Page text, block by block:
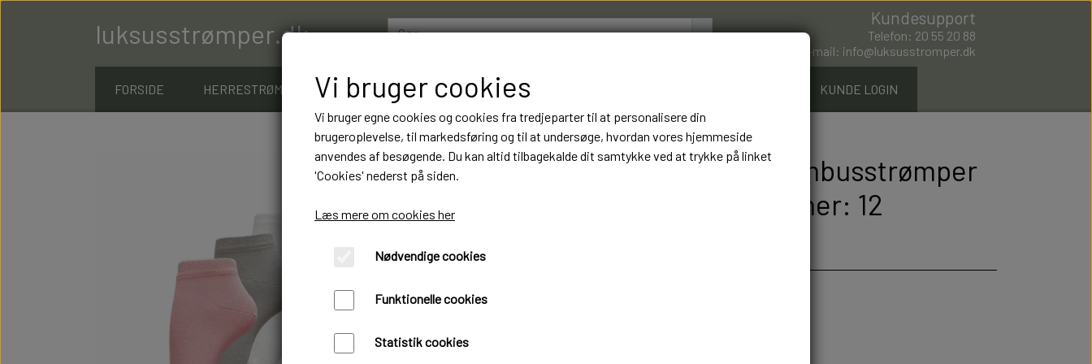
luksusstrømper.dk
Kundesupport
Telefon: 20 55 20 88
E-mail: info@luksusstromper.dk
FORSIDE HERRESTRØMPER DAMESTRØMPER BOXERSHORTS KUNDE LOGIN
12 Par Vincent Creation Ankel Bambusstrømper
199 kr. Luksus Kvalitet. Varenummer: 12
Øko-Tex standard 100 certificeret
12 Par 199 kr
Vi bruger cookies
Vi bruger egne cookies og cookies fra tredjeparter til at personalisere din
brugeroplevelse, til markedsføring og til at undersøge, hvordan vores hjemmeside
anvendes af besøgende. Du kan altid tilbagekalde dit samtykke ved at trykke på linket
'Cookies' nederst på siden.
Læs mere om cookies her
Nødvendige cookies
Funktionelle cookies
Statistik cookies